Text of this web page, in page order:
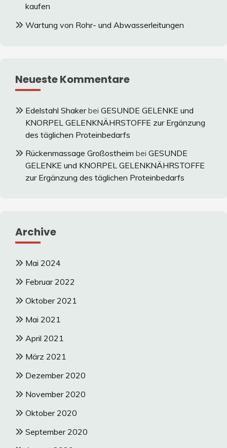
kaufen
Wartung von Rohr- und Abwasserleitungen
Neueste Kommentare
Edelstahl Shakerbei GESUNDE GELENKE und
KNORPEL GELENKNÄHRSTOFFE zur Ergänzung
des täglichen Proteinbedarfs
Rückenmassage Großostheim bei GESUNDE
GELENKE und KNORPEL GELENKNÄHRSTOFFE
zur Ergänzung des täglichen Proteinbedarfs
Archive
Mai 2024
Februar 2022
Oktober 2021
Mai 2021
April 2021
März 2021
Dezember 2020
November 2020
Oktober 2020
September 2020